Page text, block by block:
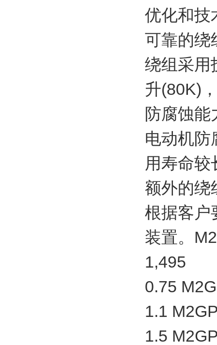
优化和技
可靠的绕
绕组采用
升(80K)
防腐蚀能
电动机防
用寿命较
额外的绕
根据客户
装置。
1,495
0.75
1.1
1.5